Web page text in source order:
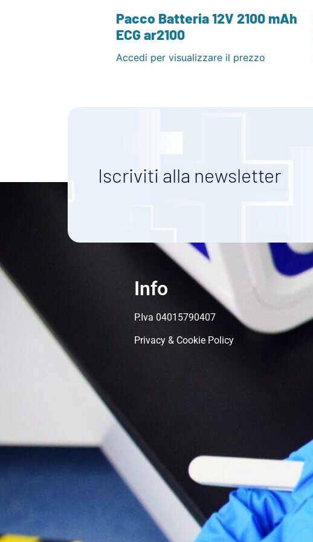
Pacco Batteria 12V 2100 mAh
ECG ar2100
Accedi per visualizzare il prezzo
Iscriviti alla newsletter
Info
P.Iva 04015790407
Privacy & Cookie Policy